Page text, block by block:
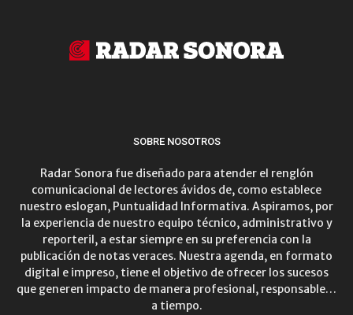
SOBRE NOSOTROS
Radar Sonora fue diseñado para atender el renglón
comunicacional de lectores ávidos de, como establece
nuestro eslogan, Puntualidad Informativa. Aspiramos, por
la experiencia de nuestro equipo técnico, administrativo y
reporteril, a estar siempre en su preferencia con la
publicación de notas veraces. Nuestra agenda, en formato
digital e impreso, tiene el objetivo de ofrecer los sucesos
que generen impacto de manera profesional, responsable…
a tiempo.